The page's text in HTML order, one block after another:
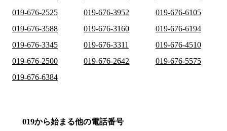
019-676-2525
019-676-3952
019-676-6105
019-676-3588
019-676-3160
019-676-6194
019-676-3345
019-676-3311
019-676-4510
019-676-2500
019-676-2642
019-676-5575
019-676-6384
019から始まる他の電話番号